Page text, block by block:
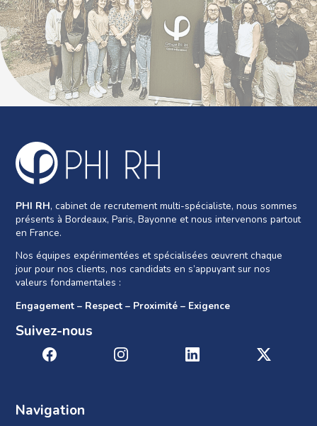
PHI RH, cabinet de recrutement multi-spécialiste, nous sommes
présents à Bordeaux, Paris, Bayonne et nous intervenons partout
en France.
Nos équipes expérimentées et spécialisées œuvrent chaque
jour pour nos clients, nos candidats en s’appuyant sur nos
valeurs fondamentales :
Engagement – Respect – Proximité – Exigence
Suivez-nous
Navigation